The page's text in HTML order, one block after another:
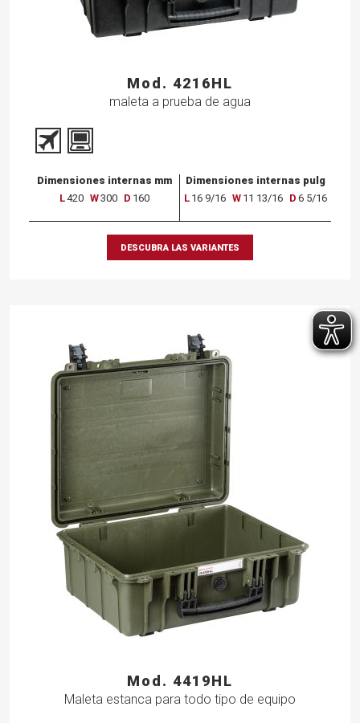
Mod. 4216HL
maleta a prueba de agua
Dimensiones internas mm
L420 W300 D 160
Dimensiones internas pulg
L 16 9/16 W 11 13/16 D 6 5/16
DESCUBRA LAS VARIANTES
Mod. 4419HL
Maleta estanca para todo tipo de equipo